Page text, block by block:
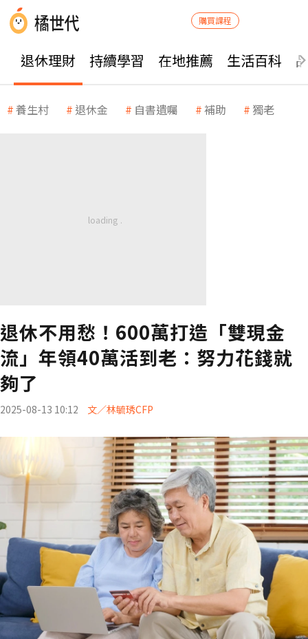
購買課程
退休理財 持續學習 在地推薦 生活百科
養生村 退休金 自書遺囑 補助 獨老
退休不用愁！600萬打造「雙現金
流」年領40萬活到老：努力花錢就
夠了
2025-08-13 10:12 文／林毓琇CFP